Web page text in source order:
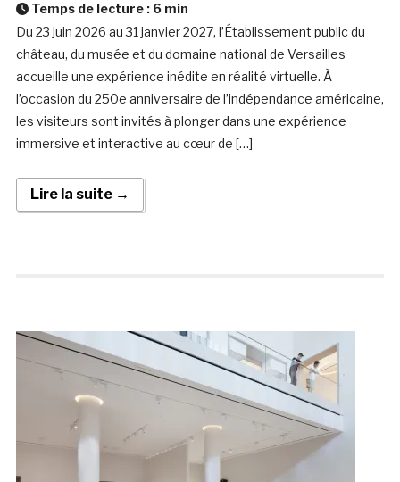
Temps de lecture : 6 min
Du 23 juin 2026 au 31 janvier 2027, l’Établissement public du
château, du musée et du domaine national de Versailles
accueille une expérience inédite en réalité virtuelle. À
l’occasion du 250e anniversaire de l’indépendance américaine,
les visiteurs sont invités à plonger dans une expérience
immersive et interactive au cœur de […]
Lire la suite →